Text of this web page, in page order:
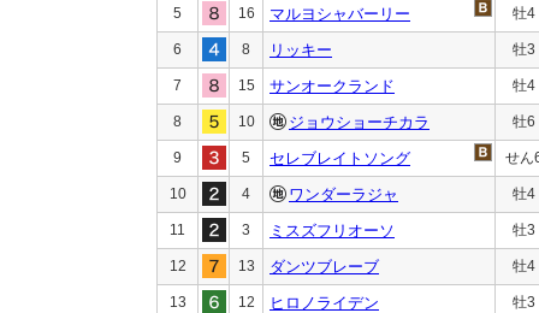
5 16 マルヨシャバーリー 牡4
6 8 リッキー 牡3
7 15 サンオークランド 牡4
8 10 ジョウショーチカラ 牡6
9 5 セレブレイトソング せん
10 4 ワンダーラジャ 牡4
11 3 ミスズフリオーソ 牡3
12 13 ダンツブレーブ 牡4
13 12 ヒロノライデン 牡3